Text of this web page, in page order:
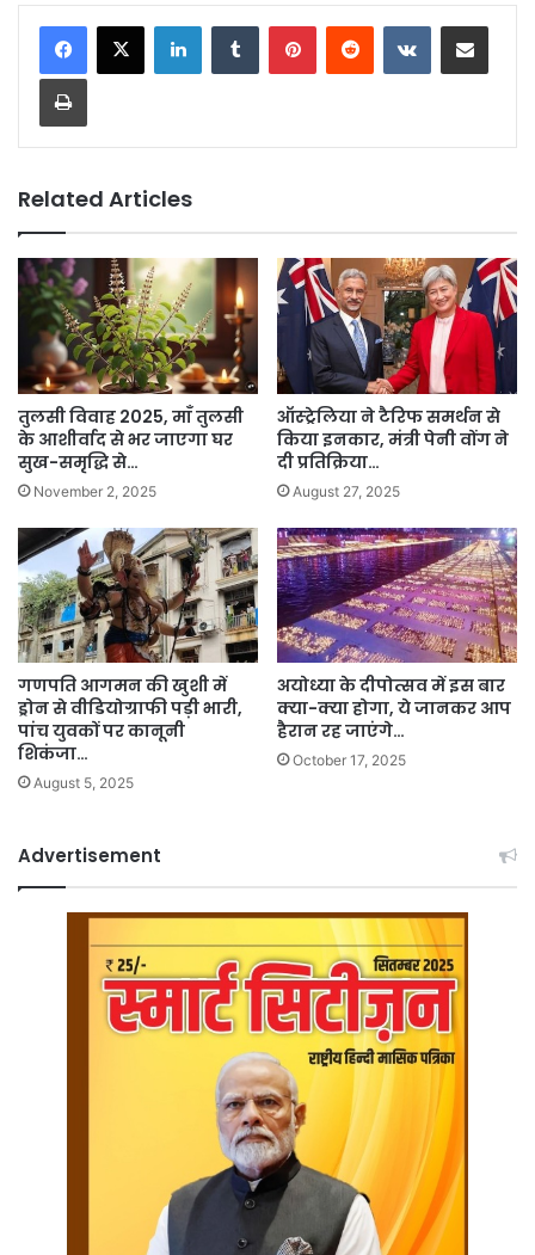
LinkedInTumblr PinterestReddit VKontakteShare via Email
Print
Related Articles
तुलसी विवाह 2025, माँ तुलसी
के आशीर्वाद से भर जाएगा घर
सुख-समृद्धि से…
November 2, 2025
ऑस्ट्रेलिया ने टैरिफ समर्थन से
किया इनकार, मंत्री पेनी वोंग ने
दी प्रतिक्रिया…
August 27, 2025
गणपति आगमन की खुशी में
ड्रोन से वीडियोग्राफी पड़ी भारी,
पांच युवकों पर कानूनी
शिकंजा…
August 5, 2025
अयोध्या के दीपोत्सव में इस बार
क्या-क्या होगा, ये जानकर आप
हैरान रह जाएंगे…
October 17, 2025
Advertisement